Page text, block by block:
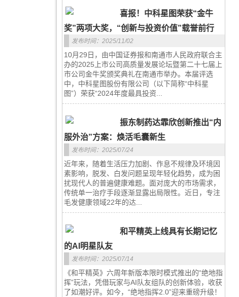
喜报！中科星图荣获“金牛
奖”两项大奖，“创新与投资价值”载誉前行
发布时间：2025/11/02
10月29日，由中国证券报和南通市人民政府联合主
办的2025上市公司高质量发展论坛暨第二十七届上
市公司金牛奖颁奖典礼在南通市举办。本届评选
中，中科星图股份有限公司（以下简称“中科星
图”）荣获“2024年度最具投资...
振东制药达霏欣创新推出“内
服外治”方案：焕活毛囊新生
发布时间：2025/07/24
近年来，随着生活压力加剧、作息不规律及环境因
素影响，脱发、白发问题呈现年轻化趋势，成为困
扰现代人的普遍健康难题。面对庞大的市场需求，
传统单一治疗手段逐渐显露出局限性。近日，专注
毛发健康领域22年的达...
和平精英上线具有长期记忆
的AI明星队友
发布时间：2025/07/14
《和平精英》六周年新版本限时模式推出的“绝地指
挥”玩法，凭借玩家与AI队友组队的创新体验，收获
了如潮好评。如今，“绝地指挥2.0”迎来重磅升级！